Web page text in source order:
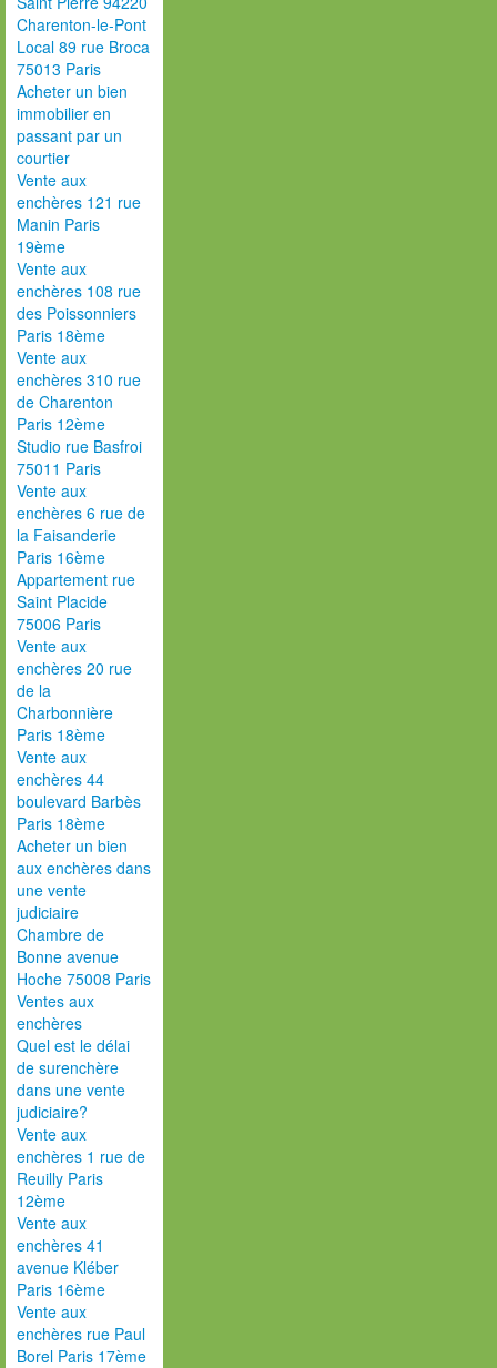
Charenton-le-Pont
Local 89 rue Broca
75013 Paris
Acheter un bien
immobilier en
passant par un
courtier
Vente aux
enchères 121 rue
Manin Paris
19ème
Vente aux
enchères 108 rue
des Poissonniers
Paris 18ème
Vente aux
enchères 310 rue
de Charenton
Paris 12ème
Studio rue Basfroi
75011 Paris
Vente aux
enchères 6 rue de
la Faisanderie
Paris 16ème
Appartement rue
Saint Placide
75006 Paris
Vente aux
enchères 20 rue
de la
Charbonnière
Paris 18ème
Vente aux
enchères 44
boulevard Barbès
Paris 18ème
Acheter un bien
aux enchères dans
une vente
judiciaire
Chambre de
Bonne avenue
Hoche 75008 Paris
Ventes aux
enchères
Quel est le délai
de surenchère
dans une vente
judiciaire?
Vente aux
enchères 1 rue de
Reuilly Paris
12ème
Vente aux
enchères 41
avenue Kléber
Paris 16ème
Vente aux
enchères rue Paul
Borel Paris 17ème